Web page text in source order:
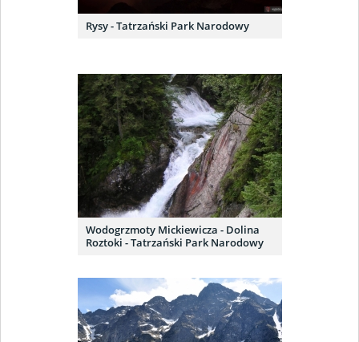
Rysy - Tatrzański Park Narodowy
Wodogrzmoty Mickiewicza - Dolina
Roztoki - Tatrzański Park Narodowy